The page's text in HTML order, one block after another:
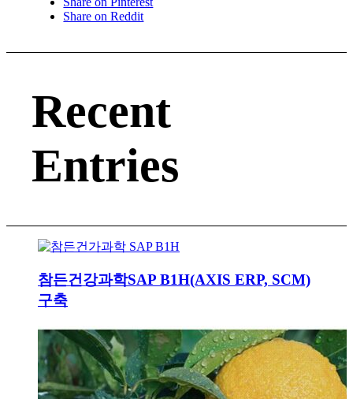
Share on Reddit
Recent
Entries
참든건강과학SAP B1H(AXIS ERP, SCM)
구축